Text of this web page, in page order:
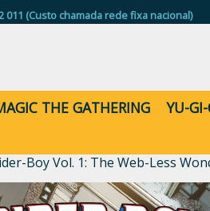
011 (Custo chamada rede fixa nacional)
THE GATHERING YU-
Boy Vol. 1: The Web-Less